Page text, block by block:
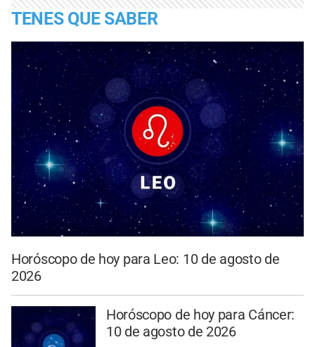
TENES QUE SABER
Horóscopo de hoy para Leo: 10 de agosto de
2026
Horóscopo de hoy para Cáncer:
10 de agosto de 2026